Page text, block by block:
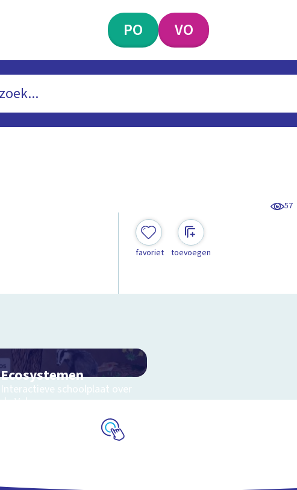
PO VO
57
favoriet toevoegen
Ecosystemen
Interactieve schoolplaat over
de Veluwe